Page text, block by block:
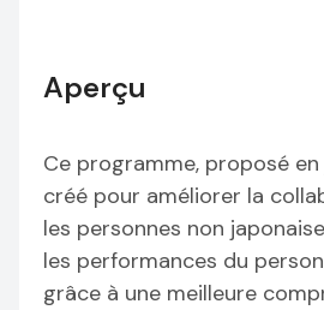
Aperçu
Ce programme, proposé
créé pour améliorer la
les personnes non
les performances du
grâce à une meilleure